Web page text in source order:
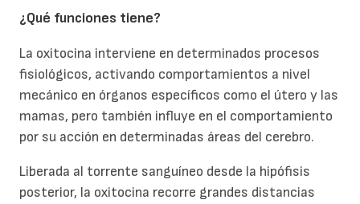
¿Qué funciones tiene?
La oxitocina interviene en determinados procesos
fisiológicos, activando comportamientos a nivel
mecánico en órganos específicos como el útero y las
mamas, pero también influye en el comportamiento
por su acción en determinadas áreas del cerebro.
Liberada al torrente sanguíneo desde la hipófisis
posterior, la oxitocina recorre grandes distancias